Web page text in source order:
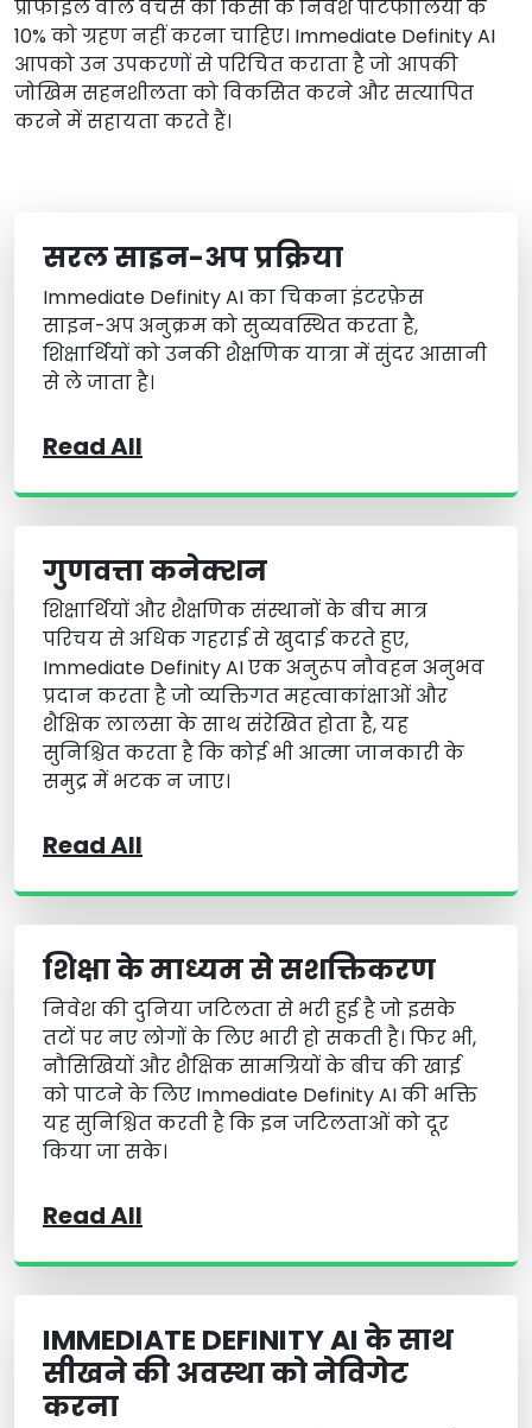
प्रोफाइल वाले वेंचर्स को किसी के निवेश पोर्टफोलियो के
10% को ग्रहण नहीं करना चाहिए। Immediate Definity AI
आपको उन उपकरणों से परिचित कराता है जो आपकी
जोखिम सहनशीलता को विकसित करने और सत्यापित
करने में सहायता करते हैं।
सरल साइन-अप प्रक्रिया
Immediate Definity AI का चिकना इंटरफ़ेस
साइन-अप अनुक्रम को सुव्यवस्थित करता है,
शिक्षार्थियों को उनकी शैक्षणिक यात्रा में सुंदर आसानी
से ले जाता है।
Read All
गुणवत्ता कनेक्शन
शिक्षार्थियों और शैक्षणिक संस्थानों के बीच मात्र
परिचय से अधिक गहराई से खुदाई करते हुए,
Immediate Definity AI एक अनुरूप नौवहन अनुभव
प्रदान करता है जो व्यक्तिगत महत्वाकांक्षाओं और
शैक्षिक लालसा के साथ संरेखित होता है, यह
सुनिश्चित करता है कि कोई भी आत्मा जानकारी के
समुद्र में भटक न जाए।
Read All
शिक्षा के माध्यम से सशक्तिकरण
निवेश की दुनिया जटिलता से भरी हुई है जो इसके
तटों पर नए लोगों के लिए भारी हो सकती है। फिर भी,
नौसिखियों और शैक्षिक सामग्रियों के बीच की खाई
को पाटने के लिए Immediate Definity AI की भक्ति
यह सुनिश्चित करती है कि इन जटिलताओं को दूर
किया जा सके।
Read All
IMMEDIATE DEFINITY AI के साथ
सीखने की अवस्था को नेविगेट
करना